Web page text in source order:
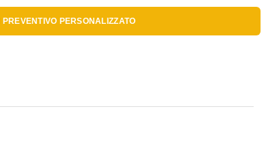
PREVENTIVO PERSONALIZZATO